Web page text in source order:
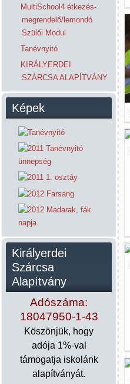
MultiSchool4 étkezés-
megrendelő/lemondó
Szülői Modul
Tanévnyitó
KIRÁLYERDEI
SZÁRCSA ALAPÍTVÁNY
Képek
Királyerdei
Szárcsa
Alapítvány
Adószáma:
18047950-1-43
Köszönjük, hogy
adója 1%-val
támogatja iskolánk
alapítványát.